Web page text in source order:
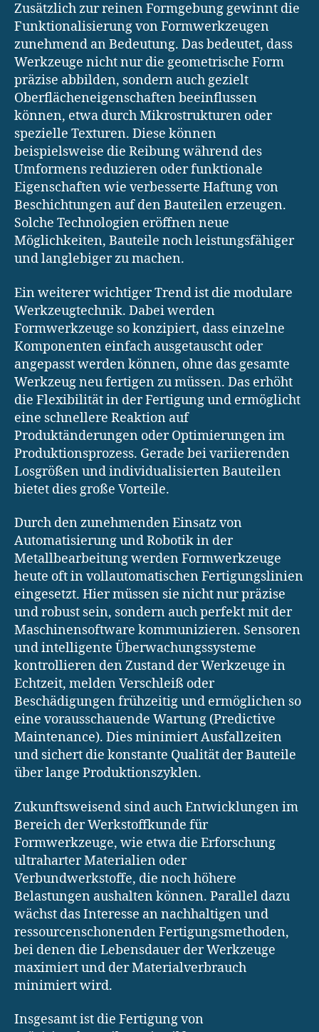
Zusätzlich zur reinen Formgebung gewinnt die
Funktionalisierung von Formwerkzeugen
zunehmend an Bedeutung. Das bedeutet, dass
Werkzeuge nicht nur die geometrische Form
präzise abbilden, sondern auch gezielt
Oberflächeneigenschaften beeinflussen
können, etwa durch Mikrostrukturen oder
spezielle Texturen. Diese können
beispielsweise die Reibung während des
Umformens reduzieren oder funktionale
Eigenschaften wie verbesserte Haftung von
Beschichtungen auf den Bauteilen erzeugen.
Solche Technologien eröffnen neue
Möglichkeiten, Bauteile noch leistungsfähiger
und langlebiger zu machen.
Ein weiterer wichtiger Trend ist die modulare
Werkzeugtechnik. Dabei werden
Formwerkzeuge so konzipiert, dass einzelne
Komponenten einfach ausgetauscht oder
angepasst werden können, ohne das gesamte
Werkzeug neu fertigen zu müssen. Das erhöht
die Flexibilität in der Fertigung und ermöglicht
eine schnellere Reaktion auf
Produktänderungen oder Optimierungen im
Produktionsprozess. Gerade bei variierenden
Losgrößen und individualisierten Bauteilen
bietet dies große Vorteile.
Durch den zunehmenden Einsatz von
Automatisierung und Robotik in der
Metallbearbeitung werden Formwerkzeuge
heute oft in vollautomatischen Fertigungslinien
eingesetzt. Hier müssen sie nicht nur präzise
und robust sein, sondern auch perfekt mit der
Maschinensoftware kommunizieren. Sensoren
und intelligente Überwachungssysteme
kontrollieren den Zustand der Werkzeuge in
Echtzeit, melden Verschleiß oder
Beschädigungen frühzeitig und ermöglichen so
eine vorausschauende Wartung (Predictive
Maintenance). Dies minimiert Ausfallzeiten
und sichert die konstante Qualität der Bauteile
über lange Produktionszyklen.
Zukunftsweisend sind auch Entwicklungen im
Bereich der Werkstoffkunde für
Formwerkzeuge, wie etwa die Erforschung
ultraharter Materialien oder
Verbundwerkstoffe, die noch höhere
Belastungen aushalten können. Parallel dazu
wächst das Interesse an nachhaltigen und
ressourcenschonenden Fertigungsmethoden,
bei denen die Lebensdauer der Werkzeuge
maximiert und der Materialverbrauch
minimiert wird.
Insgesamt ist die Fertigung von